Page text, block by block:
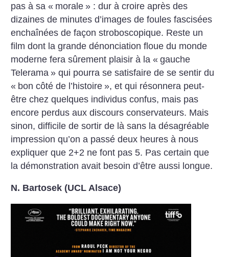
pas à sa « morale » : dur à croire après des
dizaines de minutes d’images de foules fascisées
enchaînées de façon stroboscopique. Reste un
film dont la grande dénonciation floue du monde
moderne fera sûrement plaisir à la « gauche
Telerama » qui pourra se satisfaire de se sentir du
« bon côté de l’histoire », et qui résonnera peut-
être chez quelques individus confus, mais pas
encore perdus aux discours conservateurs. Mais
sinon, difficile de sortir de là sans la désagréable
impression qu’on a passé deux heures à nous
expliquer que 2+2 ne font pas 5. Pas certain que
la démonstration avait besoin d’être aussi longue.
N. Bartosek (UCL Alsace)